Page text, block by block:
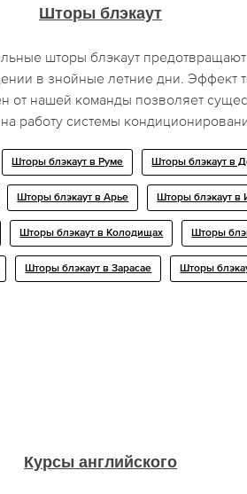
Шторы блэкаут
шторы блэкаут
в знойные летние дни. Эффект
от нашей команды позволяет
работу системы
Шторы блэкаут в Руме Шторы блэкаут в
Шторы блэкаут в Арье Шторы блэкаут в
Шторы блэкаут в Колодищах Шторы
Шторы блэкаут в Зарасае Шторы
Курсы английского